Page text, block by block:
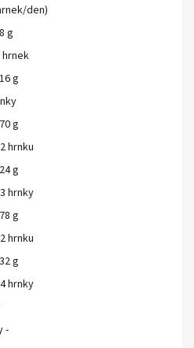
den)
g
hrnek
g
g
hrnku
g
hrnky
g
hrnku
g
hrnky
-